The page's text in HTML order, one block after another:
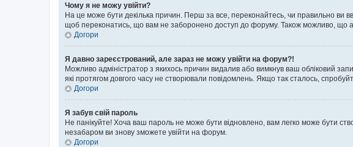
Чому я не можу увійти?
На це може бути декілька причин. Перш за все, переконайтесь, чи правильно ви
щоб переконатись, що вам не заборонено доступ до форуму. Також можливо, що
Догори
Я давно зареєстрований, але зараз не можу увійти на форум?!
Можливо адміністратор з якихось причин видалив або вимкнув ваш обліковий
які протягом довгого часу не створювали повідомлень. Якщо так сталось,
Догори
Я забув свій пароль
Не панікуйте! Хоча ваш пароль не може бути відновлено, вам легко може бути
незабаром ви знову зможете увійти на форум.
Догори